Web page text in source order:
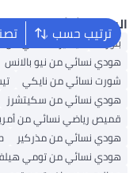
ترتيب حسب
البحث الشائع
بلوزات تيشيرت نسائي من
هودي نسائي من نيو بالانس
شورت نسائي من نايكي
هودي نسائي من سكيتشرز
قميص رياضي نسائي من
هودي نسائي من مذركير
هودي نسائي من تومي